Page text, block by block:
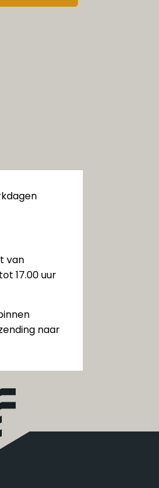
van
17.00 uur
naar